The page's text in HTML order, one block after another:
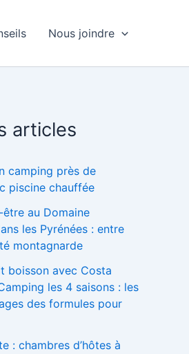
Nous joindre
articles
camping près de
piscine chauffée
au Domaine
les Pyrénées : entre
montagnarde
boisson avec Costa
les 4 saisons : les
des formules pour
: chambres d’hôtes à